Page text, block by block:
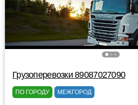
Грузоперевозки 89087027090
ПО ГОРОДУ МЕЖГОРОД